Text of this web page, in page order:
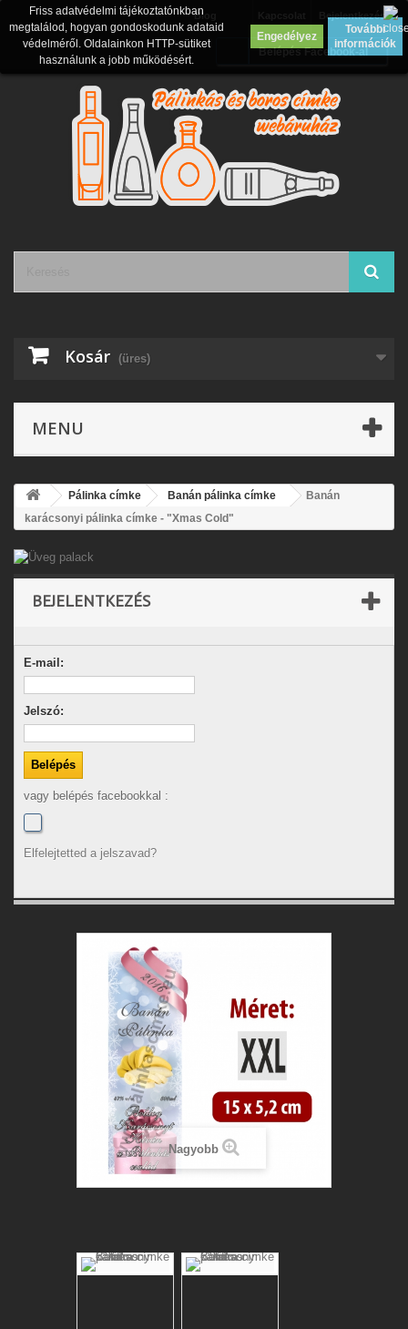
Bejelentkezés
Blog
Belépés Facebook-al
Kosár (üres)
MENU
Friss adatvédelmi tájékoztatónkban
megtalálod, hogyan gondoskodunk adataid
védelméről. Oldalainkon HTTP-sütiket
használunk a jobb működésért.
Engedélyez
További
információk
Pálinka címke Banán pálinka címke
Banán
karácsonyi pálinka címke - "Xmas Cold"
BEJELENTKEZÉS
E-mail:
Jelszó:
vagy belépés facebookkal :
Elfelejtetted a jelszavad?
Nagyobb